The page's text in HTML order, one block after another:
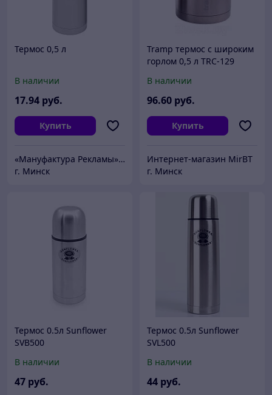
Термос 0,5 л
В наличии
17.94 руб.
Купить
«Мануфактура Рекламы» работаем только по безналичному расчету
г. Минск
Tramp термос с широким
горлом 0,5 л TRC-129
В наличии
96.60 руб.
Купить
Интернет-магазин MirBT
г. Минск
Термос 0.5л Sunflower
SVB500
В наличии
47 руб.
Термос 0.5л Sunflower
SVL500
В наличии
44 руб.